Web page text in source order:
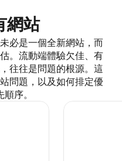
網站
必是一個全新網站，而
。流動端體驗欠佳、有
往往是問題的根源。這
問題，以及如何排定優
序。